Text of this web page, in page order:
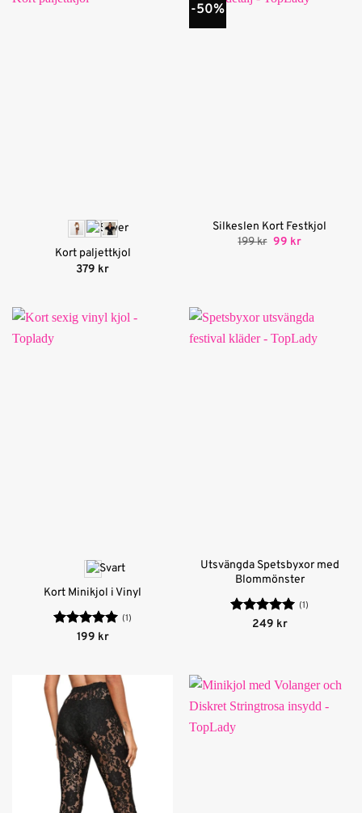
Kort paljettkjol
379 kr
-50%
Silkeslen Kort Festkjol
199kr Det
99 krDet
Kort Minikjol i Vinyl
Betygsatt5
(1)
199 kr
Utsvängda Spetsbyxor med
Blommönster
Betygsatt5
(1)
249 kr